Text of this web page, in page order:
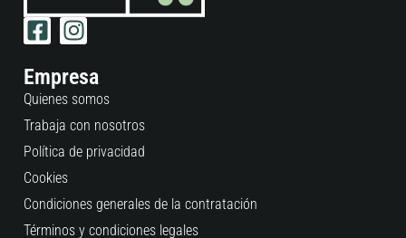
Empresa
Quienes somos
Trabaja con nosotros
Política de privacidad
Cookies
Condiciones generales de la contratación
Términos y condiciones legales